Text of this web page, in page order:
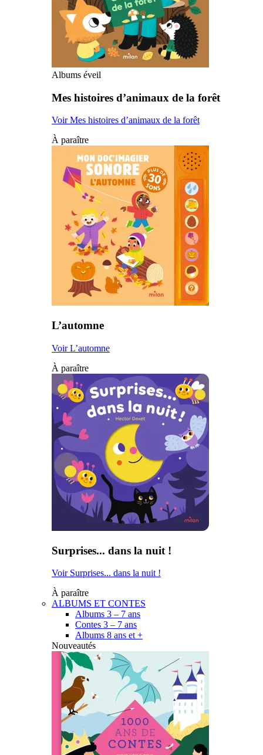
Albums éveil
Mes histoires d’animaux de la forêt
Voir Mes histoires d’animaux de la forêt
À paraître
L’automne
Voir L’automne
À paraître
Surprises... dans la nuit !
Voir Surprises... dans la nuit !
À paraître
ALBUMS ET CONTES
Albums 3 – 7 ans
Contes 3 – 7 ans
Albums 8 ans et +
Nouveautés